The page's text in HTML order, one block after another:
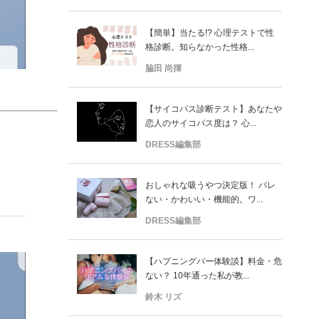
【簡単】当たる!? 心理テストで性
格診断。知らなかった性格...
脇田 尚揮
【サイコパス診断テスト】あなたや
恋人のサイコパス度は？ 心...
DRESS編集部
おしゃれな吸うやつ決定版！ バレ
ない・かわいい・機能的。ワ...
DRESS編集部
【ハプニングバー体験談】料金・危
ない？ 10年通った私が教...
鈴木 リズ